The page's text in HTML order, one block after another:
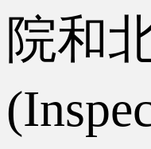
院和